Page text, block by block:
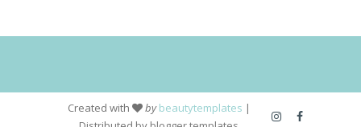
Created with by beautytemplates |